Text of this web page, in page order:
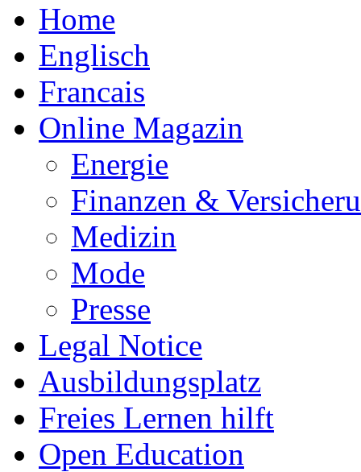
Home
Englisch
Francais
Online Magazin
Energie
Finanzen &
Medizin
Mode
Presse
Legal Notice
Ausbildungsplatz
Freies Lernen hilft
Open Education